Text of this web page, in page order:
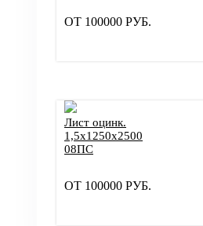
ОТ 100000 РУБ.
Лист оцинк.
1,5х1250х2500
08ПС
ОТ 100000 РУБ.